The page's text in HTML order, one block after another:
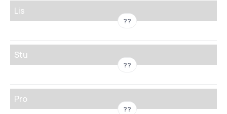
Lis
??
Stu
??
Pro
??